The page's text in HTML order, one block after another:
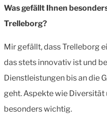
Was gefällt Ihnen
Trelleborg?
Mir gefällt, dass Trelleborg
das stets innovativ ist und
Dienstleistungen bis an die
geht. Aspekte wie
besonders wichtig.